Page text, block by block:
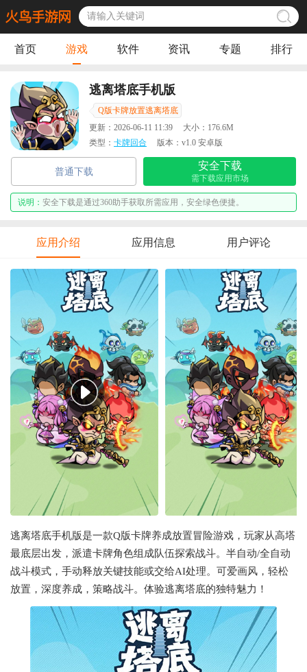
首页 游戏 软件 资讯 专题 排行
逃离塔底手机版
Q版卡牌放置逃离塔底
更新： 2026-06-11 11:39 大小： 176.6M
类型： 卡牌回合 版本： v1.0 安卓版
普通下载
安全下载
需下载应用市场
说明： 安全下载是通过360助手获取所需应用，安全绿色便捷。
应用介绍 应用信息 用户评论
逃离塔底手机版是一款Q版卡牌养成放置冒险游戏，玩家从高塔
最底层出发，派遣卡牌角色组成队伍探索战斗。半自动/全自动
战斗模式，手动释放关键技能或交给AI处理。可爱画风，轻松
放置，深度养成，策略战斗。体验逃离塔底的独特魅力！